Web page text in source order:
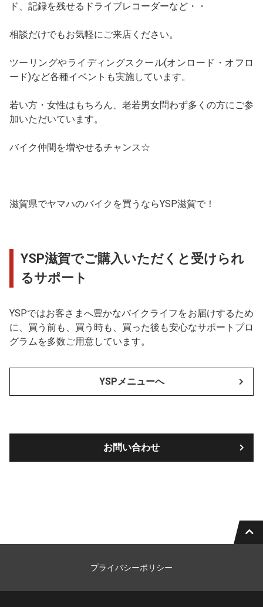
ド、記録を残せるドライブレコーダーなど・・
相談だけでもお気軽にご来店ください。
ツーリングやライディングスクール(オンロード・オフロ
ード)など各種イベントも実施しています。
若い方・女性はもちろん、老若男女問わず多くの方にご参
加いただいています。
バイク仲間を増やせるチャンス☆
滋賀県でヤマハのバイクを買うならYSP滋賀で！
YSP滋賀でご購入いただくと受けられ
るサポート
YSPではお客さまへ豊かなバイクライフをお届けするため
に、買う前も、買う時も、買った後も安心なサポートプロ
グラムを多数ご用意しています。
YSPメニューへ
お問い合わせ
プライバシーポリシー